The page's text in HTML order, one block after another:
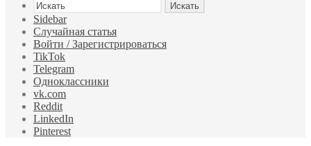
Искать
Sidebar
Случайная статья
Войти / Зарегистрироваться
TikTok
Telegram
Одноклассники
vk.com
Reddit
LinkedIn
Pinterest